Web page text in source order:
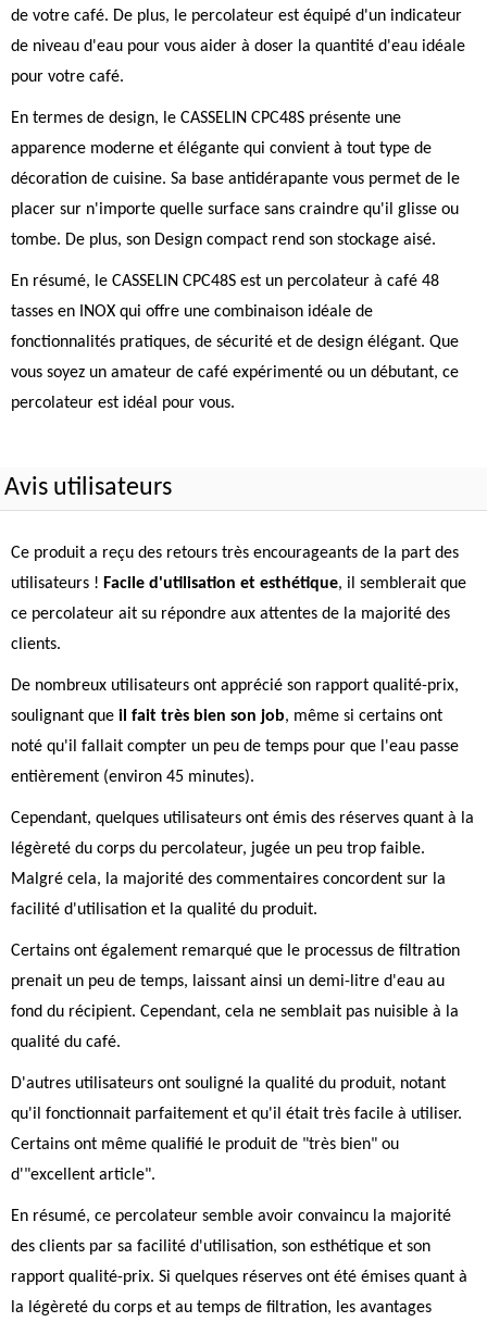
de votre café. De plus, le percolateur est équipé d'un indicateur
de niveau d'eau pour vous aider à doser la quantité d'eau idéale
pour votre café.
En termes de design, le CASSELIN CPC48S présente une
apparence moderne et élégante qui convient à tout type de
décoration de cuisine. Sa base antidérapante vous permet de le
placer sur n'importe quelle surface sans craindre qu'il glisse ou
tombe. De plus, son Design compact rend son stockage aisé.
En résumé, le CASSELIN CPC48S est un percolateur à café 48
tasses en INOX qui offre une combinaison idéale de
fonctionnalités pratiques, de sécurité et de design élégant. Que
vous soyez un amateur de café expérimenté ou un débutant, ce
percolateur est idéal pour vous.
Avis utilisateurs
Ce produit a reçu des retours très encourageants de la part des
utilisateurs ! Facile d'utilisation et esthétique, il semblerait que
ce percolateur ait su répondre aux attentes de la majorité des
clients.
De nombreux utilisateurs ont apprécié son rapport qualité-prix,
soulignant que il fait très bien son job, même si certains ont
noté qu'il fallait compter un peu de temps pour que l'eau passe
entièrement (environ 45 minutes).
Cependant, quelques utilisateurs ont émis des réserves quant à la
légèreté du corps du percolateur, jugée un peu trop faible.
Malgré cela, la majorité des commentaires concordent sur la
facilité d'utilisation et la qualité du produit.
Certains ont également remarqué que le processus de filtration
prenait un peu de temps, laissant ainsi un demi-litre d'eau au
fond du récipient. Cependant, cela ne semblait pas nuisible à la
qualité du café.
D'autres utilisateurs ont souligné la qualité du produit, notant
qu'il fonctionnait parfaitement et qu'il était très facile à utiliser.
Certains ont même qualifié le produit de "très bien" ou
d'"excellent article".
En résumé, ce percolateur semble avoir convaincu la majorité
des clients par sa facilité d'utilisation, son esthétique et son
rapport qualité-prix. Si quelques réserves ont été émises quant à
la légèreté du corps et au temps de filtration, les avantages